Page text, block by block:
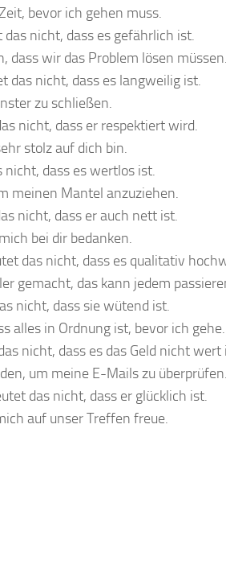
bevor ich gehen muss.
nicht, dass es gefährlich ist.
dass wir das Problem lösen müssen.
das nicht, dass es langweilig ist.
zu schließen.
nicht, dass er respektiert wird.
stolz auf dich bin.
dass es wertlos ist.
meinen Mantel anzuziehen.
nicht, dass er auch nett ist.
bei dir bedanken.
das nicht, dass es qualitativ
gemacht, das kann jedem
nicht, dass sie wütend ist.
alles in Ordnung ist, bevor ich gehe.
nicht, dass es das Geld nicht wert
um meine E-Mails zu überprüfen.
das nicht, dass er glücklich ist.
auf unser Treffen freue.